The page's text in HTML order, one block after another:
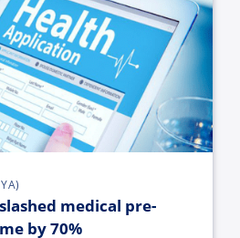
medical pre-
by 70%